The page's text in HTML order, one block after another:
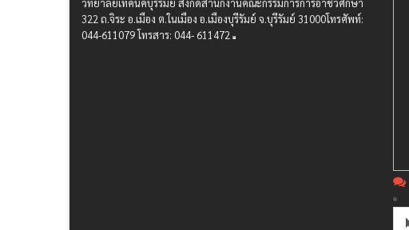
วิทยาลัยเทคนิคบุรีรัมย์ สังกัดสํานักงานคณะกรรมการการอาชีวศึกษา
322 ถ.จิระ อ.เมือง ต.ในเมือง อ.เมืองบุรีรัมย์ จ.บุรีรัมย์ 31000โทรศัพท์:
044-611079 โทรสาร: 044- 611472